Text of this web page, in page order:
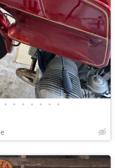
• • • • • • •